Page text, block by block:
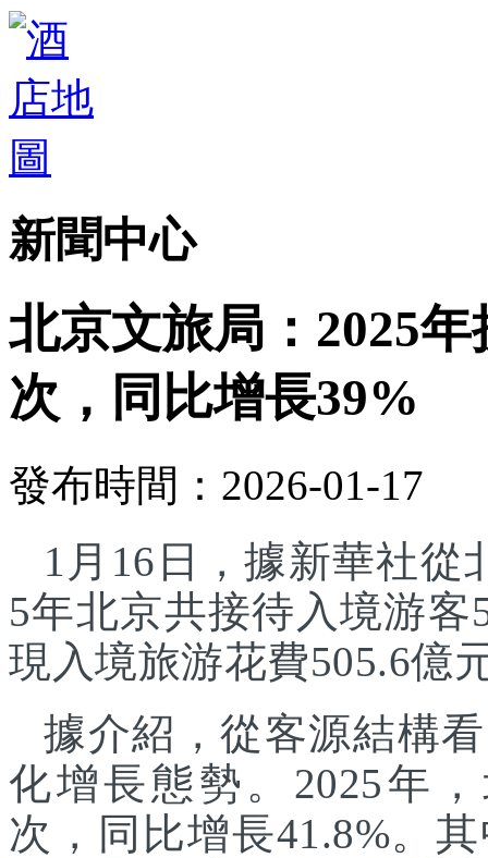
新聞中心
北京文旅局：2025
次，同比增長39%
發布時間：2026-01-17
1月16日，據新華社從
5年北京共接待入境游客
現入境旅游花費505.6億
據介紹，從客源結構
化增長態勢。2025年
次，同比增長41.8%。